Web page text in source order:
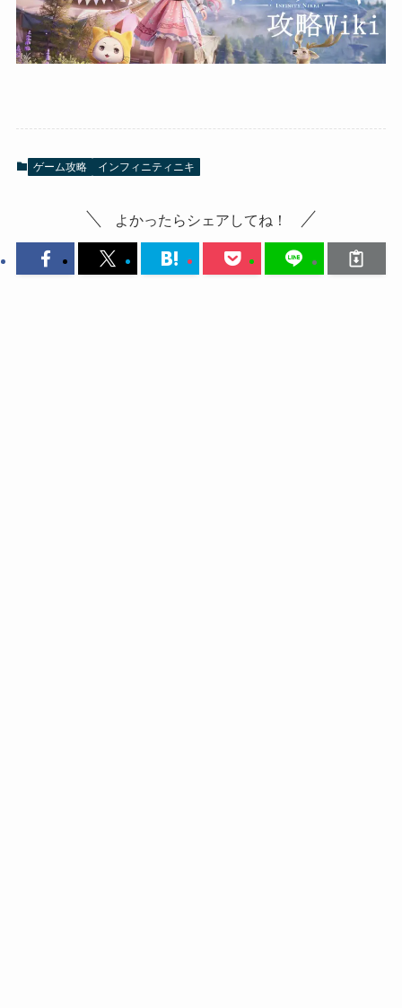
ゲーム攻略 インフィニティニキ
よかったらシェアしてね！